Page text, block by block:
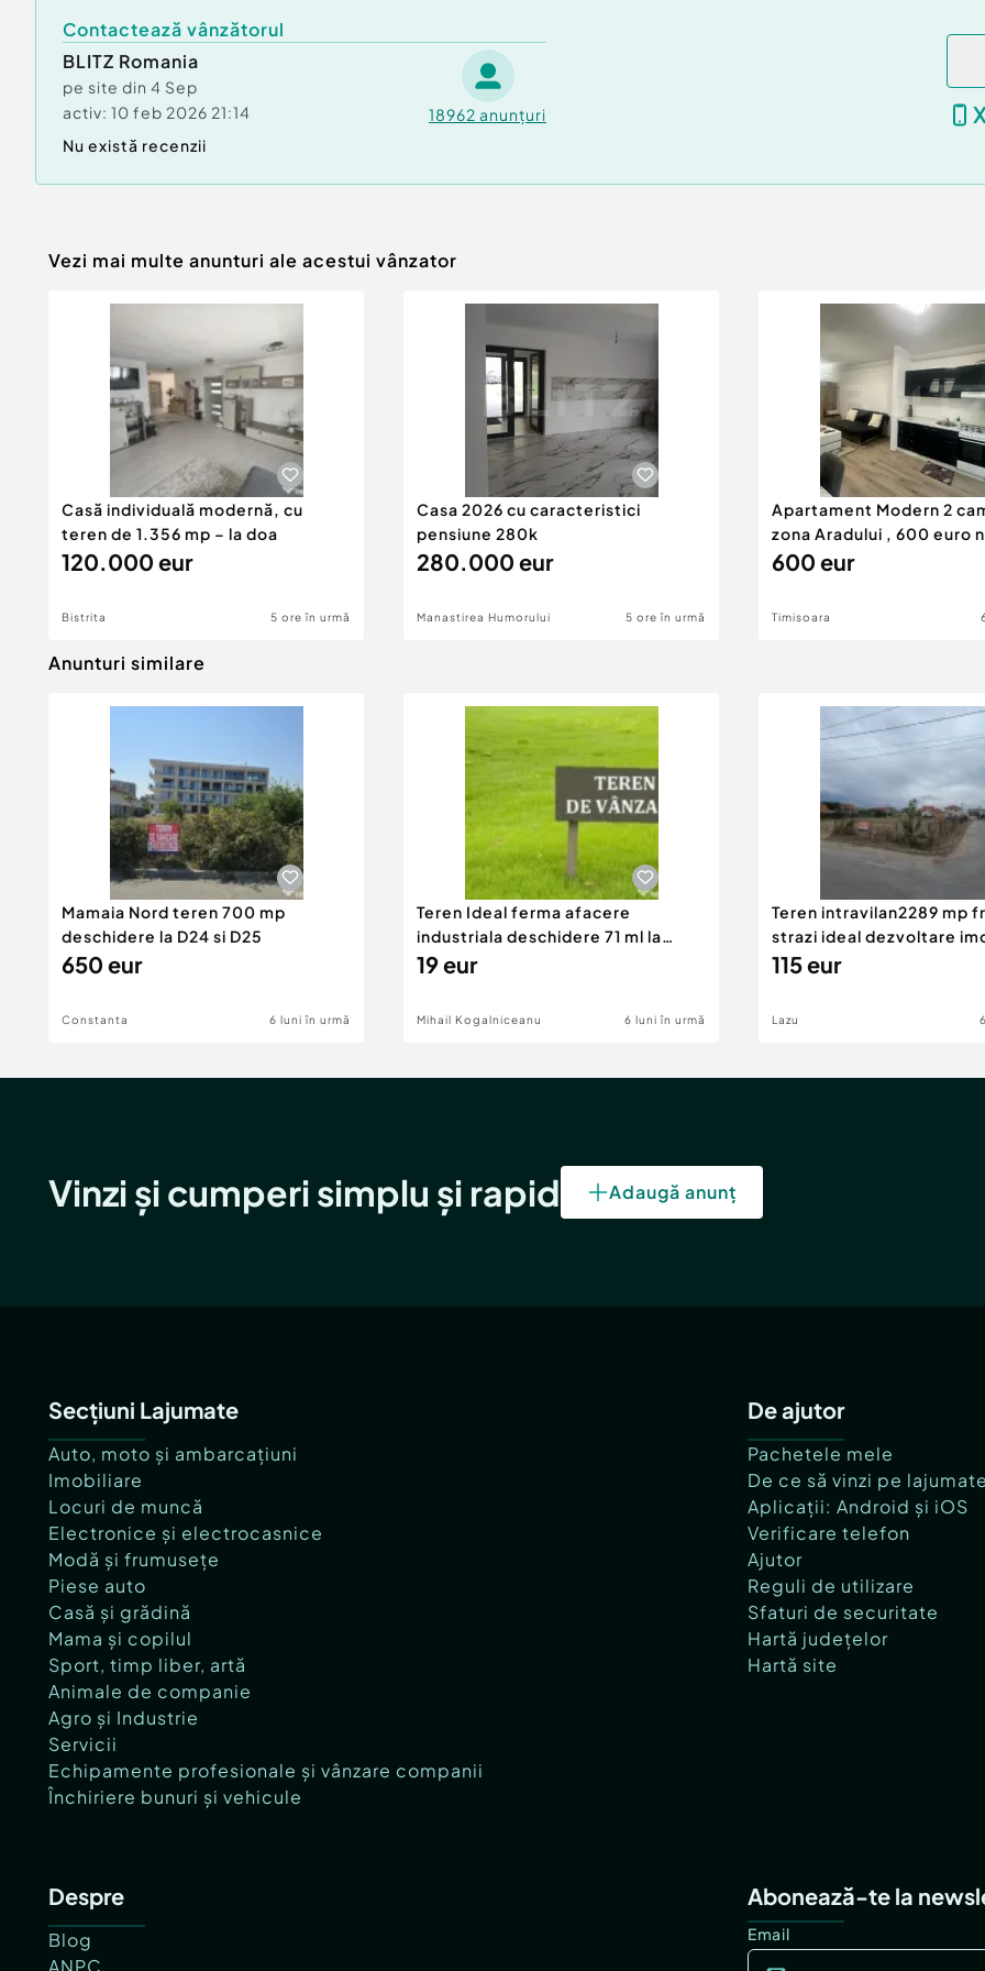
Contactează vânzătorul
BLITZ Romania
pe site din 4 Sep
activ: 10 feb 2026 21:14 18962 anunțuri
Nu există recenzii
Vezi mai multe anunturi ale acestui vânzator
Casă individuală modernă, cu
teren de 1.356 mp – la doa
120.000 eur
Bistrita 5 ore în urmă
Casa 2026 cu caracteristici
pensiune 280k
280.000 eur
Manastirea Humorului 5 ore în urmă
Apartament Modern 2
zona Aradului , 600 euro
600 eur
Timisoara
Anunturi similare
Mamaia Nord teren 700 mp
deschidere la D24 si D25
650 eur
Constanta 6 luni în urmă
Teren Ideal ferma afacere
industriala deschidere 71 ml la
DN2A
19 eur
Mihail Kogalniceanu 6 luni în urmă
Teren intravilan2289 mp
strazi ideal dezvoltare
115 eur
Lazu
Vinzi și cumperi simplu și rapid Adaugă anunț
Secțiuni Lajumate
Auto, moto și ambarcațiuni
Imobiliare
Locuri de muncă
Electronice și electrocasnice
Modă și frumusețe
Piese auto
Casă și grădină
Mama și copilul
Sport, timp liber, artă
Animale de companie
Agro și Industrie
Servicii
Echipamente profesionale și vânzare companii
Închiriere bunuri și vehicule
De ajutor
Pachetele mele
De ce să vinzi pe
Aplicații: Android și iOS
Verificare telefon
Ajutor
Reguli de utilizare
Sfaturi de securitate
Hartă județelor
Hartă site
Despre
Blog
ANPC
Abonează-te la
Email